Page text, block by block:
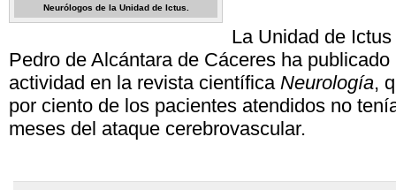
Neurólogos de la Unidad de Ictus.
La Unidad de
Pedro de Alcántara de Cáceres ha
actividad en la revista científica Neurología,
por ciento de los pacientes atendidos no
meses del ataque cerebrovascular.